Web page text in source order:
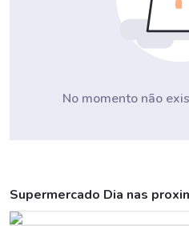
No momento não
Supermercado Dia nas